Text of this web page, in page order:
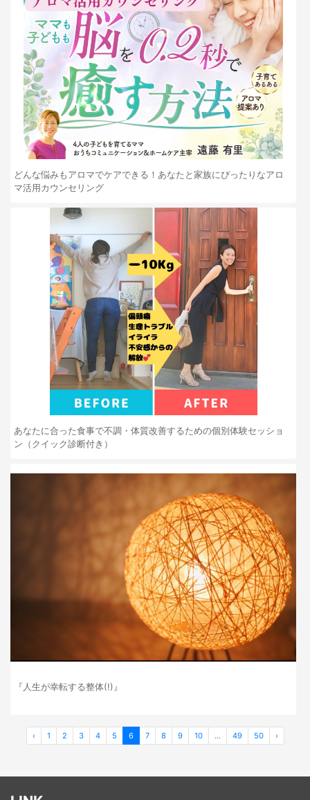
どんな悩みもアロマでケアできる！あなたと家族にぴったりなアロ
マ活用カウンセリング
あなたに合った食事で不調・体質改善するための個別体験セッショ
ン（クイック診断付き）
『人生が幸転する整体(!)』
‹ 1 2 3 4 5 6 7 8 9 10 ... 49 50 ›